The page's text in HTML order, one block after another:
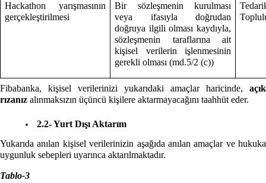
Hackathon yarışmasının
gerçekleştirilmesi
Bir sözleşmenin kurulması
veya ifasıyla doğrudan
doğruya ilgili olması kaydıyla,
sözleşmenin taraflarına ait
kişisel verilerin işlenmesinin
gerekli olması (md.5/2 (c))
Fibabanka, kişisel verilerinizi yukarıdaki amaçlar haricinde, açık
rızanız alınmaksızın üçüncü kişilere aktarmayacağını taahhüt eder.
2.2- Yurt Dışı Aktarım
Yukarıda anılan kişisel verilerinizin aşağıda anılan amaçlar ve hukuka
uygunluk sebepleri uyarınca aktarılmaktadır.
Tablo-3